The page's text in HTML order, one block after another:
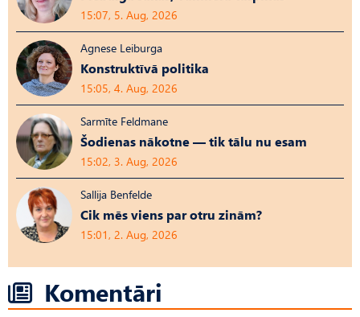
15:07, 5. Aug, 2026
Agnese Leiburga
Konstruktīvā politika
15:05, 4. Aug, 2026
Sarmīte Feldmane
Šodienas nākotne — tik tālu nu esam
15:02, 3. Aug, 2026
Sallija Benfelde
Cik mēs viens par otru zinām?
15:01, 2. Aug, 2026
Komentāri